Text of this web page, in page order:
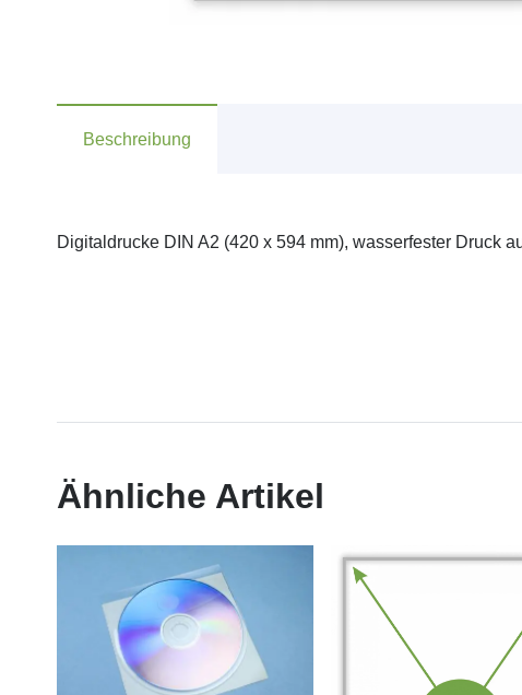
Beschreibung
Digitaldrucke DIN A2 (420 x 594 mm), wasserfester Druck
Ähnliche Artikel